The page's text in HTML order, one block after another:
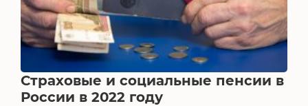
Страховые и социальные пенсии в
России в 2022 году